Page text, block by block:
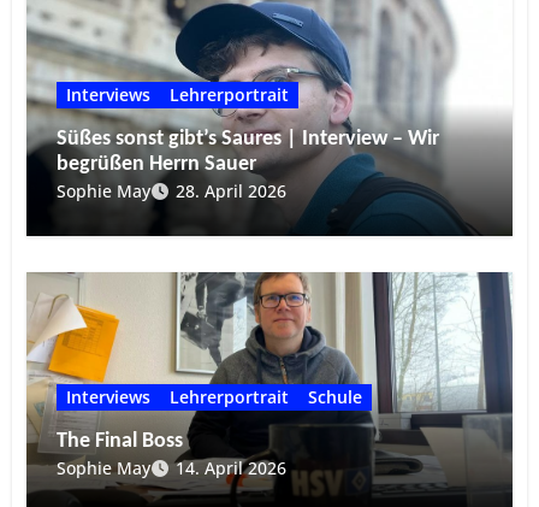
Interviews
Lehrerportrait
Süßes sonst gibt’s Saures | Interview – Wir
begrüßen Herrn Sauer
Sophie May
28. April 2026
Interviews Lehrerportrait
Schule
The Final Boss
Sophie May
14. April 2026